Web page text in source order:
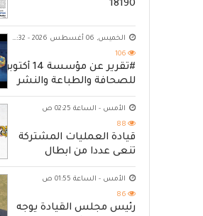
18190
الخميس, 06 أغسطس 2026 - 10:32 م
106
#تقرير عن مؤسسة 14 أكتوبر
للصحافة والطباعة والنشر
الأمس - الساعة 02:25 ص
88
قيادة العمليات المشتركة
تنعى عددا من ابطال
القوات المسلحة
الأمس - الساعة 01:55 ص
86
رئيس مجلس القيادة يوجه